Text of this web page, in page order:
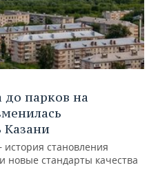
до парков на
Казани
становления
новые стандарты качества